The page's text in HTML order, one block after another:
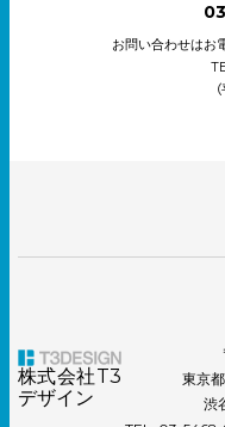
お問い合わせはお
株式会社T3
デザイン
東京
渋